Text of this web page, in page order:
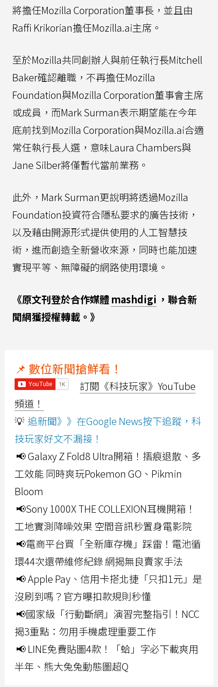
將擔任Mozilla Corporation董事長，並且由
Raffi Krikorian擔任Mozilla.ai主席。
至於Mozilla共同創辦人與前任執行長Mitchell
Baker確認離職，不再擔任Mozilla
Foundation與Mozilla Corporation董事會主席
或成員，而Mark Surman表示期望能在今年
底前找到Mozilla Corporation與Mozilla.ai合適
常任執行長人選，意味Laura Chambers與
Jane Silber將僅暫代當前業務。
此外，Mark Surman更說明將透過Mozilla
Foundation投資符合隱私要求的廣告技術，
以及藉由開源形式提供使用的人工智慧技
術，進而創造全新營收來源，同時也能加速
實現平等、無障礙的網路使用環境。
《原文刊登於合作媒體 mashdigi ，聯合新
聞網獲授權轉載。》
📌 數位新聞搶鮮看！
訂閱《科技玩家》YouTube
頻道！
💡 追新聞》》在Google News按下追蹤，科
技玩家好文不漏接！
📢 Galaxy Z Fold8 Ultra開箱！摺痕退散、多
工效能 同時爽玩Pokemon GO、Pikmin
Bloom
📢Sony 1000X THE COLLEXION耳機開箱！
工地實測降噪效果 空間音訊秒置身電影院
📢電商平台買「全新庫存機」踩雷！電池循
環44次還帶維修紀錄 網揭無良賣家手法
📢 Apple Pay、信用卡搭北捷「只扣1元」是
沒刷到嗎？官方曝扣款規則秒懂
📢國家級「行動斷網」演習完整指引！NCC
揭3重點：勿用手機處理重要工作
📢 LINE免費貼圖4款！「蛤」字必下載爽用
半年、熊大兔兔動態圖超Q